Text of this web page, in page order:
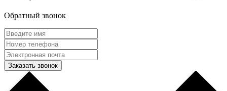
Обратный звонок
Заказать звонок